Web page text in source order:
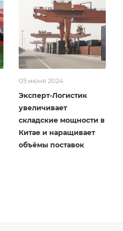
05 июня 2024
Эксперт-Логистик
увеличивает
складские мощности в
Китае и наращивает
объёмы поставок